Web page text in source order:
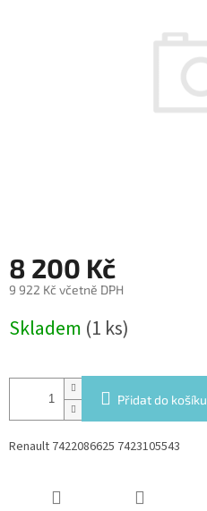
8 200 Kč
9 922 Kč včetně DPH
cena:
Skladem (1 ks)
Přidat do košíku
Renault 7422086625 7423105543